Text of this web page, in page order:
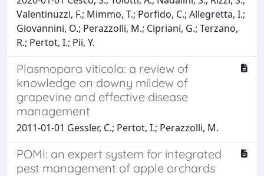
Valentinuzzi, F.; Mimmo, T.; Porfido, C.; Allegretta, I.;
Giovannini, O.; Perazzolli, M.; Cipriani, G.; Terzano,
R.; Pertot, I.; Pii, Y.
Plasmopara viticola: a review of
knowledge on downy mildew of
grapevine and effective disease
management
2011-01-01 Gessler, C.; Pertot, I.; Perazzolli, M.
POMI: an expert system for integrated
pest management of apple orchards